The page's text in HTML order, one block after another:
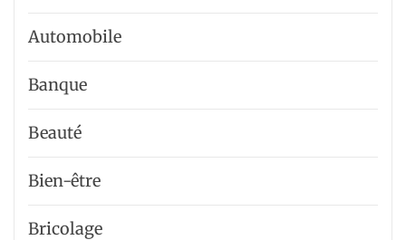
Automobile
Banque
Beauté
Bien-être
Bricolage